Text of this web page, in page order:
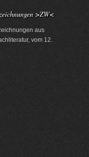
>ZW<
aus
vom 12.